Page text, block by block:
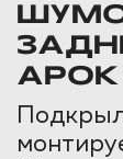
АРОК